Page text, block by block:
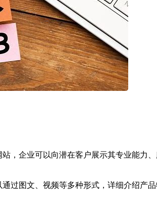
，企业可以向潜在客户展示其专业能力
过图文、视频等多种形式，详细介绍产